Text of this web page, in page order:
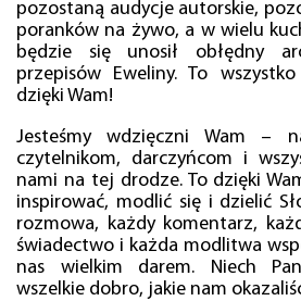
pozostaną audycje autorskie,
poranków na żywo, a w wielu
będzie się unosił obłędny
przepisów Eweliny. To
dzięki Wam!
Jesteśmy wdzięczni Wam –
czytelnikom, darczyńcom i
nami na tej drodze. To dzięki
inspirować, modlić się i dzielić
rozmowa, każdy komentarz,
świadectwo i każda modlitwa
nas wielkim darem. Niech
wszelkie dobro, jakie nam